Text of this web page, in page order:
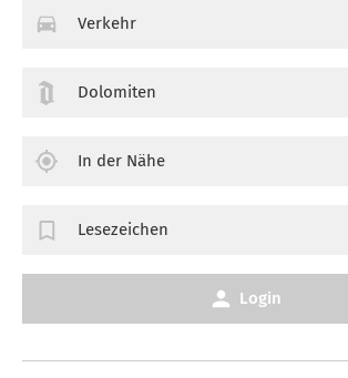
Verkehr
Dolomiten
In der Nähe
Lesezeichen
Login